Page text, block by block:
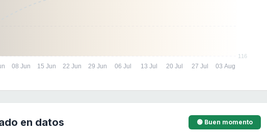
116
08 Jun 15 Jun 22 Jun 29 Jun 06 Jul 13 Jul 20 Jul 27 Jul 03 Aug
en datos 🟢 Buen momento